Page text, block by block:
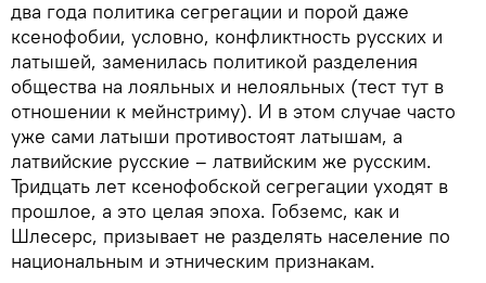
два года политика сегрегации и порой даже
ксенофобии, условно, конфликтность русских и
латышей, заменилась политикой разделения
общества на лояльных и нелояльных (тест тут в
отношении к мейнстриму). И в этом случае часто
уже сами латыши противостоят латышам, а
латвийские русские – латвийским же русским.
Тридцать лет ксенофобской сегрегации уходят в
прошлое, а это целая эпоха. Гобземс, как и
Шлесерс, призывает не разделять население по
национальным и этническим признакам.